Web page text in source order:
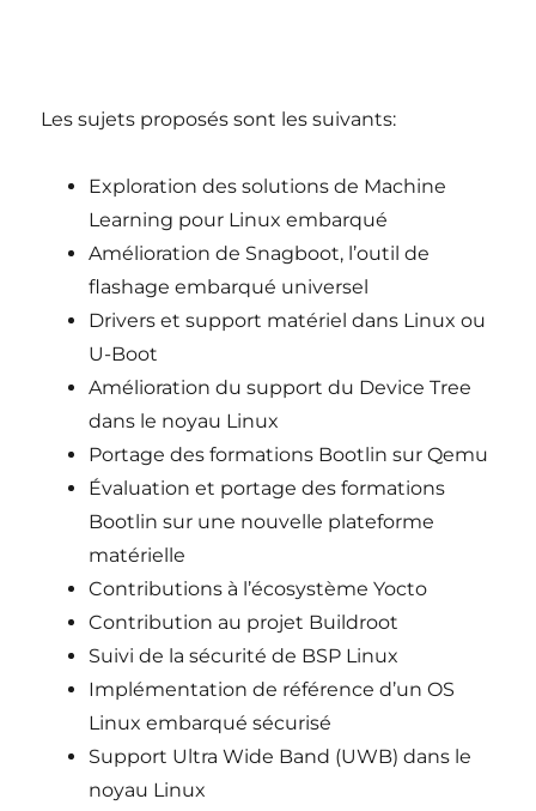
Les sujets proposés sont les suivants:
Exploration des solutions de Machine
Learning pour Linux embarqué
Amélioration de Snagboot, l’outil de
flashage embarqué universel
Drivers et support matériel dans Linux ou
U-Boot
Amélioration du support du Device Tree
dans le noyau Linux
Portage des formations Bootlin sur Qemu
Évaluation et portage des formations
Bootlin sur une nouvelle plateforme
matérielle
Contributions à l’écosystème Yocto
Contribution au projet Buildroot
Suivi de la sécurité de BSP Linux
Implémentation de référence d’un OS
Linux embarqué sécurisé
Support Ultra Wide Band (UWB) dans le
noyau Linux